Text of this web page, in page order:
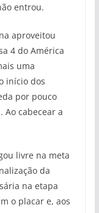
entrou.
aproveitou
4 do América
uma
início dos
por pouco
Ao cabecear a
livre na meta
da
na etapa
o placar e, aos